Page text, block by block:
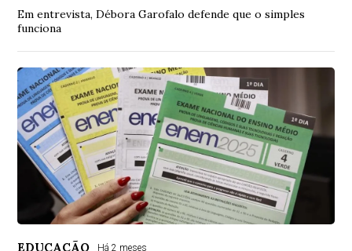
Em entrevista, Débora Garofalo defende que o simples
funciona
EDUCAÇÃO Há 2 meses